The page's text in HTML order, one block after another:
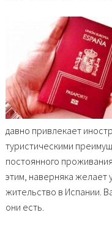
давно привлекает
туристическими
постоянного
этим, наверняка желает
жительство в Испании.
они есть.